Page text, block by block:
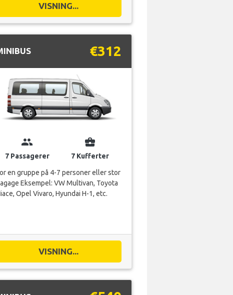
group
7 Passagerer
business_center
7 Kufferter
bagage Eksempel: VW Multivan, Toyota
Hiace, Opel Vivaro, Hyundai H-1, etc.